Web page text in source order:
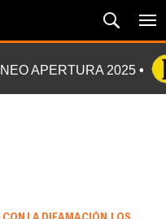
APERTURA 2025